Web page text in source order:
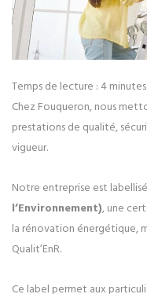
Temps de lecture : 4 minutes
Chez Fouqueron, nous
prestations de qualité,
vigueur.
Notre entreprise est
l’Environnement), une
la rénovation énergétique,
Qualit’EnR.
Ce label permet aux